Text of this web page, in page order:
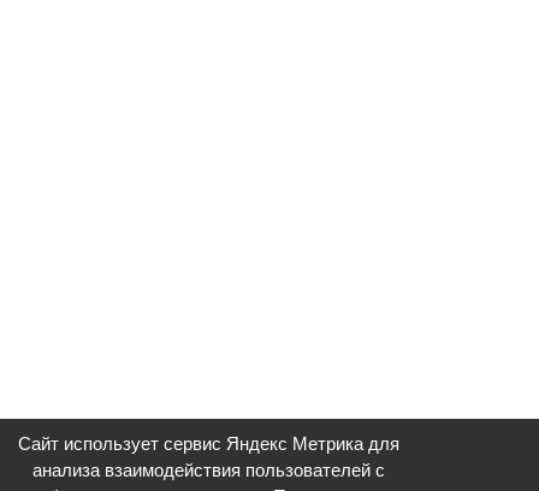
Сайт использует сервис Яндекс Метрика для
анализа взаимодействия пользователей с